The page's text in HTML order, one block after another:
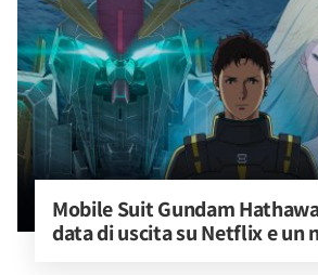
Mobile Suit Gundam
data di uscita su Netflix e un